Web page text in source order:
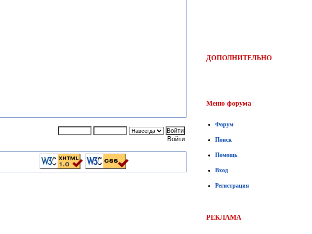
Войти
ДОПОЛНИТЕЛЬНО
Меню форума
Форум
Поиск
Помощь
Вход
Регистрация
РЕКЛАМА